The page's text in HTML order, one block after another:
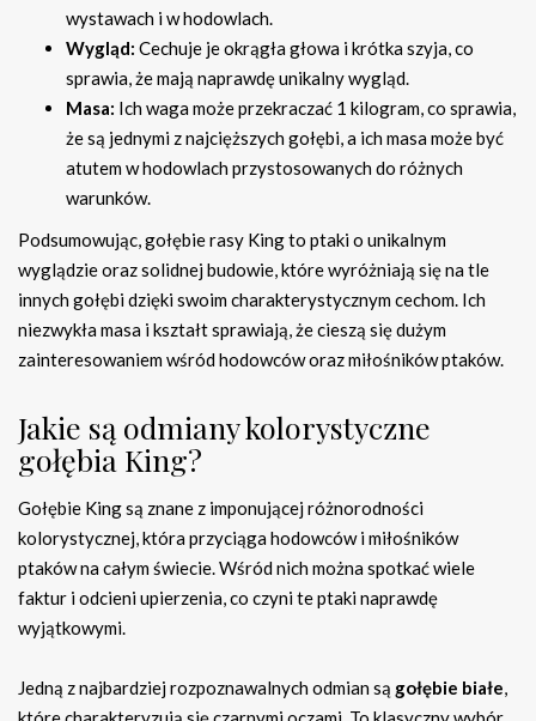
wystawach i w hodowlach.
Wygląd: Cechuje je okrągła głowa i krótka szyja, co
sprawia, że mają naprawdę unikalny wygląd.
Masa: Ich waga może przekraczać 1 kilogram, co sprawia,
że są jednymi z najcięższych gołębi, a ich masa może być
atutem w hodowlach przystosowanych do różnych
warunków.
Podsumowując, gołębie rasy King to ptaki o unikalnym
wyglądzie oraz solidnej budowie, które wyróżniają się na tle
innych gołębi dzięki swoim charakterystycznym cechom. Ich
niezwykła masa i kształt sprawiają, że cieszą się dużym
zainteresowaniem wśród hodowców oraz miłośników ptaków.
Jakie są odmiany kolorystyczne
gołębia King?
Gołębie King są znane z imponującej różnorodności
kolorystycznej, która przyciąga hodowców i miłośników
ptaków na całym świecie. Wśród nich można spotkać wiele
faktur i odcieni upierzenia, co czyni te ptaki naprawdę
wyjątkowymi.
Jedną z najbardziej rozpoznawalnych odmian są gołębie białe,